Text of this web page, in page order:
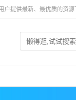
提供最新、最优质的资源